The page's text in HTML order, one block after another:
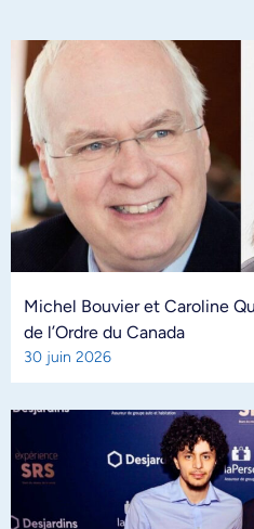
Michel Bouvier et Caroline
de l’Ordre du Canada
30 juin 2026